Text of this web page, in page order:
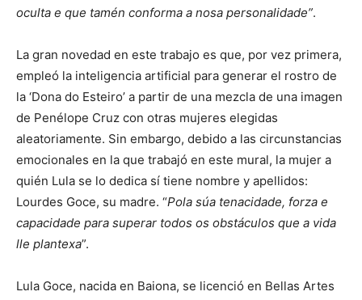
oculta e que tamén conforma a nosa personalidade”.
La gran novedad en este trabajo es que, por vez primera,
empleó la inteligencia artificial para generar el rostro de
la ‘Dona do Esteiro’ a partir de una mezcla de una imagen
de Penélope Cruz con otras mujeres elegidas
aleatoriamente. Sin embargo, debido a las circunstancias
emocionales en la que trabajó en este mural, la mujer a
quién Lula se lo dedica sí tiene nombre y apellidos:
Lourdes Goce, su madre. “Pola súa tenacidade, forza e
capacidade para superar todos os obstáculos que a vida
lle plantexa”.
Lula Goce, nacida en Baiona, se licenció en Bellas Artes